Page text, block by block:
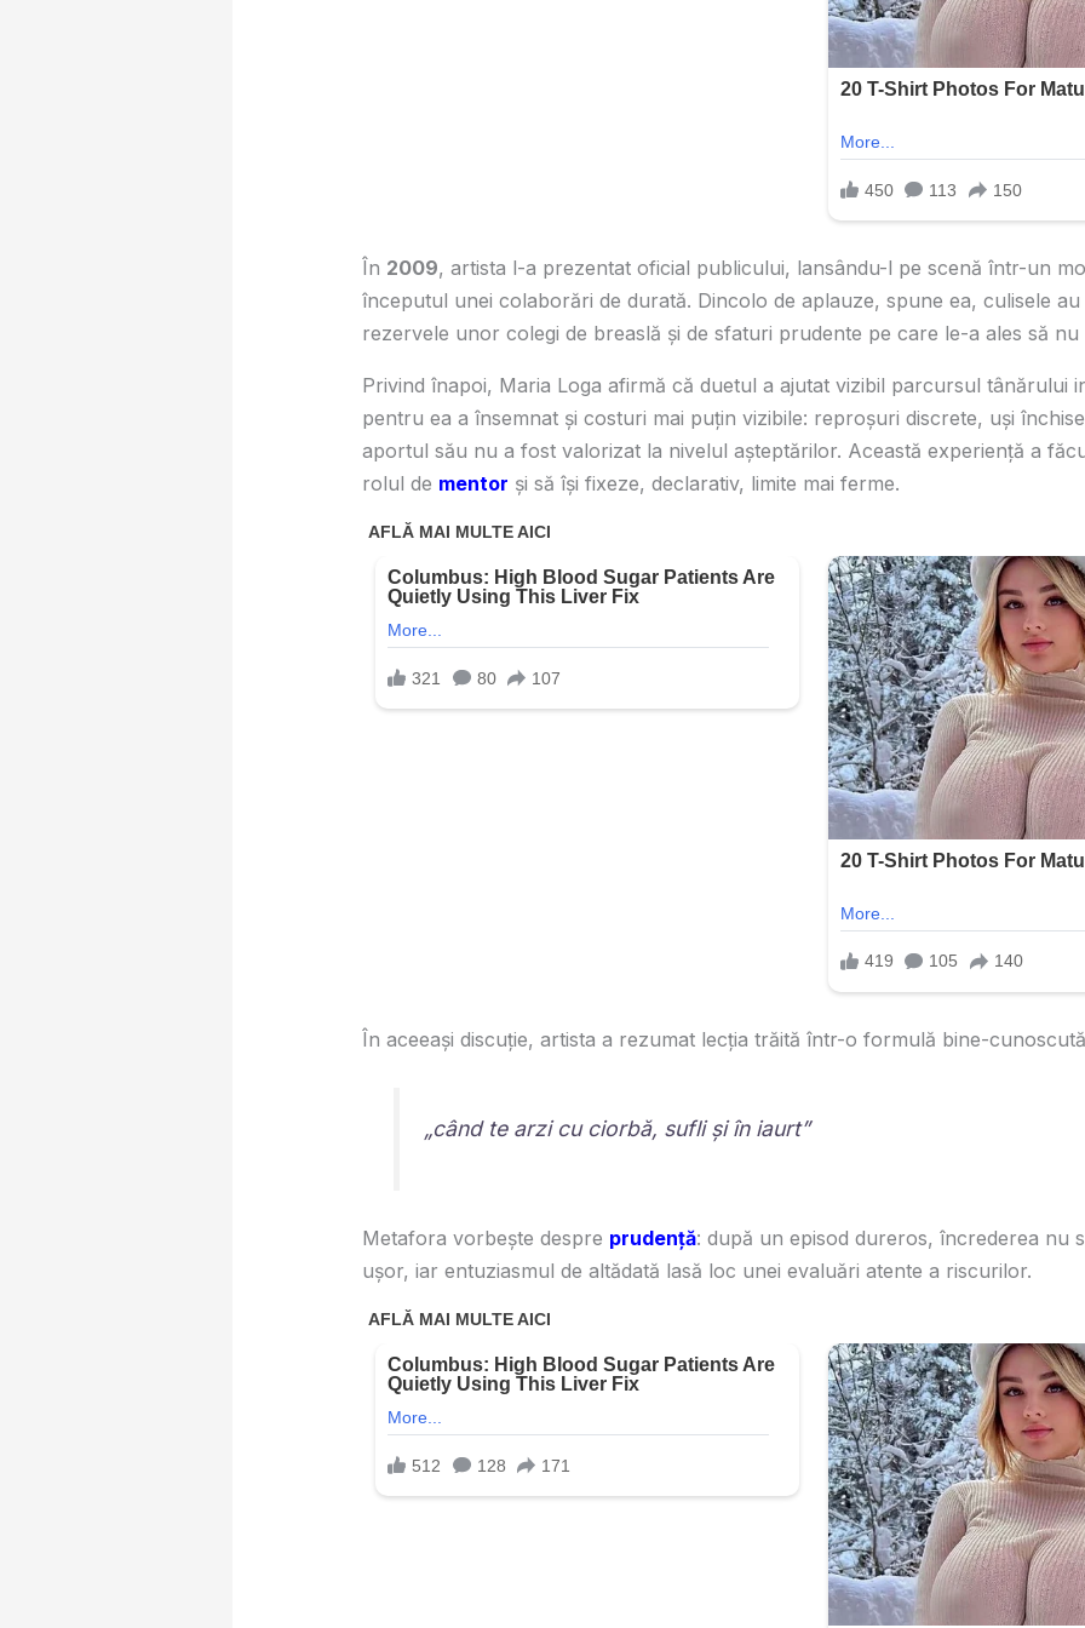
În 2009, artista l-a prezentat oficial publicului, lansându-l pe scenă într-un
începutul unei colaborări de durată. Dincolo de aplauze, spune ea, culisele
rezervele unor colegi de breaslă și de sfaturi prudente pe care le-a ales să
Privind înapoi, Maria Loga afirmă că duetul a ajutat vizibil parcursul tânărului
pentru ea a însemnat și costuri mai puțin vizibile: reproșuri discrete, uși
aportul său nu a fost valorizat la nivelul așteptărilor. Această experiență a
rolul de mentor și să își fixeze, declarativ, limite mai ferme.
În aceeași discuție, artista a rezumat lecția trăită într-o formulă bine-
„când te arzi cu ciorbă, sufli și în iaurt”
Metafora vorbește despre prudență: după un episod dureros, încrederea nu
ușor, iar entuziasmul de altădată lasă loc unei evaluări atente a riscurilor.